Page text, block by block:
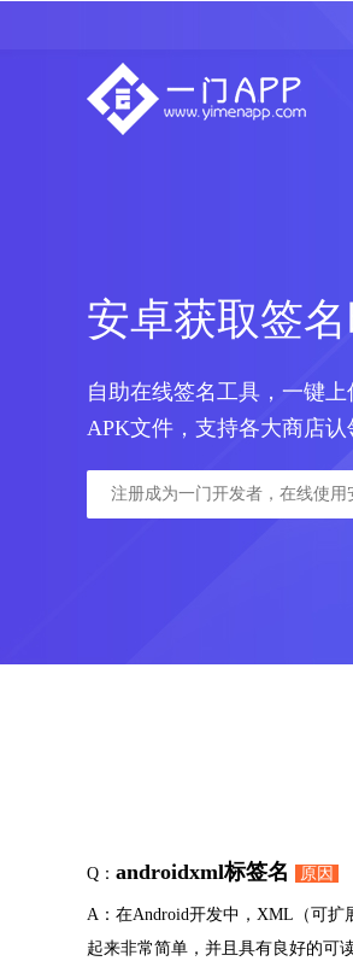
安卓获取签
自助在线签名工具，一键
APK文件，支持各大商店认
Q： androidxml标签名 原因
A：在Android开发中，XML（可扩
起来非常简单，并且具有良好的可